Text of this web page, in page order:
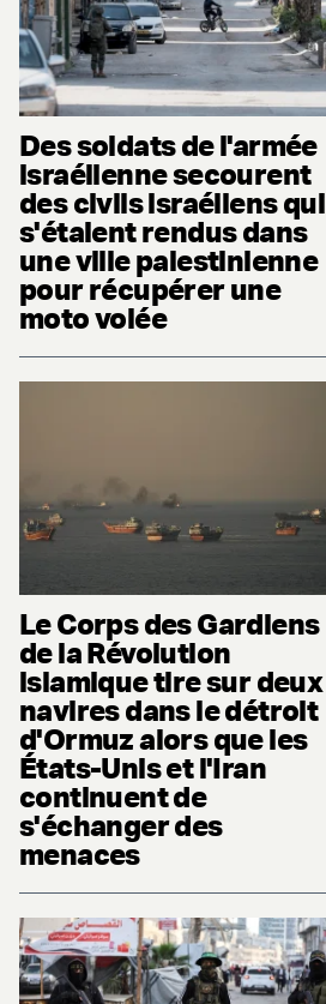
Des soldats de l'armée
israélienne secourent
des civils israéliens qui
s'étaient rendus dans
une ville palestinienne
pour récupérer une
moto volée
Le Corps des Gardiens
de la Révolution
islamique tire sur deux
navires dans le détroit
d'Ormuz alors que les
États-Unis et l'Iran
continuent de
s'échanger des
menaces